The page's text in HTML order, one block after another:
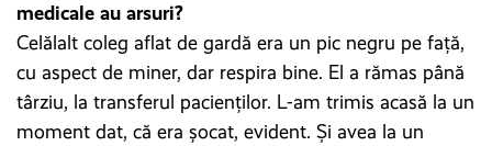
medicale au arsuri?
Celălalt coleg aflat de gardă era un pic negru pe față,
cu aspect de miner, dar respira bine. El a rămas până
târziu, la transferul pacienților. L-am trimis acasă la un
moment dat, că era șocat, evident. Și avea la un